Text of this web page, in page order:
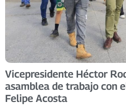
Vicepresidente Héctor
asamblea de trabajo con
Felipe Acosta